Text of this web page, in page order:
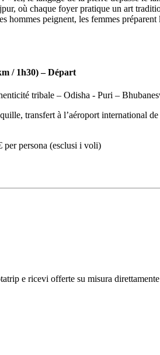
où chaque foyer pratique un art
hommes peignent, les femmes
/ 1h30) – Départ
transfert à l’aéroport international
per persona (esclusi i voli)
e ricevi offerte su misura